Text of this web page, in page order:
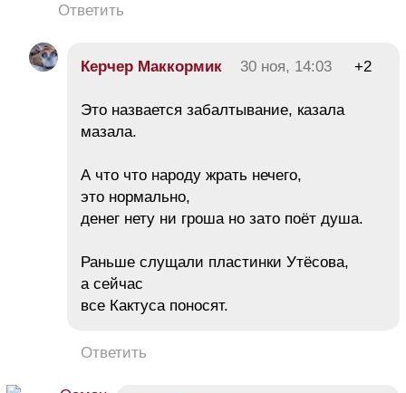
Ответить
Керчер Маккормик 30 ноя, 14:03 +2
Это назвается забалтывание, казала
мазала.
А что что народу жрать нечего,
это нормально,
денег нету ни гроша но зато поёт душа.
Раньше слущали пластинки Утёсова,
а сейчас
все Кактуса поносят.
Ответить